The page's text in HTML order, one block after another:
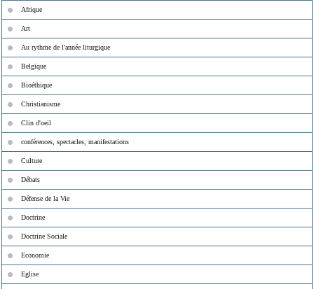
Afrique
Art
Au rythme de l'année liturgique
Belgique
Bioéthique
Christianisme
Clin d'oeil
conférences, spectacles, manifestations
Culture
Débats
Défense de la Vie
Doctrine
Doctrine Sociale
Economie
Eglise